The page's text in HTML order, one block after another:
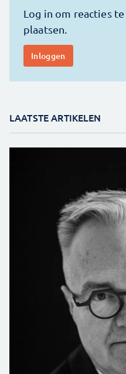
LAATSTE ARTIKELEN